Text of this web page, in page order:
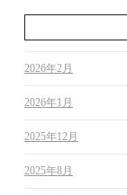
2026年2月
2026年1月
2025年12月
2025年8月